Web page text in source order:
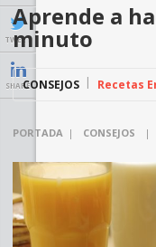
TWEET
SHARE
Aprende a
minuto
CONSEJOS Recetas
PORTADA | CONSEJOS |